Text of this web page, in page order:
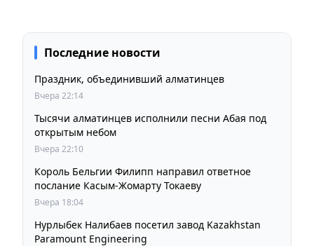
Последние новости
Праздник, объединивший алматинцев
Вчера 22:14
Тысячи алматинцев исполнили песни Абая под
открытым небом
Вчера 22:10
Король Бельгии Филипп направил ответное
послание Касым-Жомарту Токаеву
Вчера 18:04
Нурлыбек Налибаев посетил завод Kazakhstan
Paramount Engineering